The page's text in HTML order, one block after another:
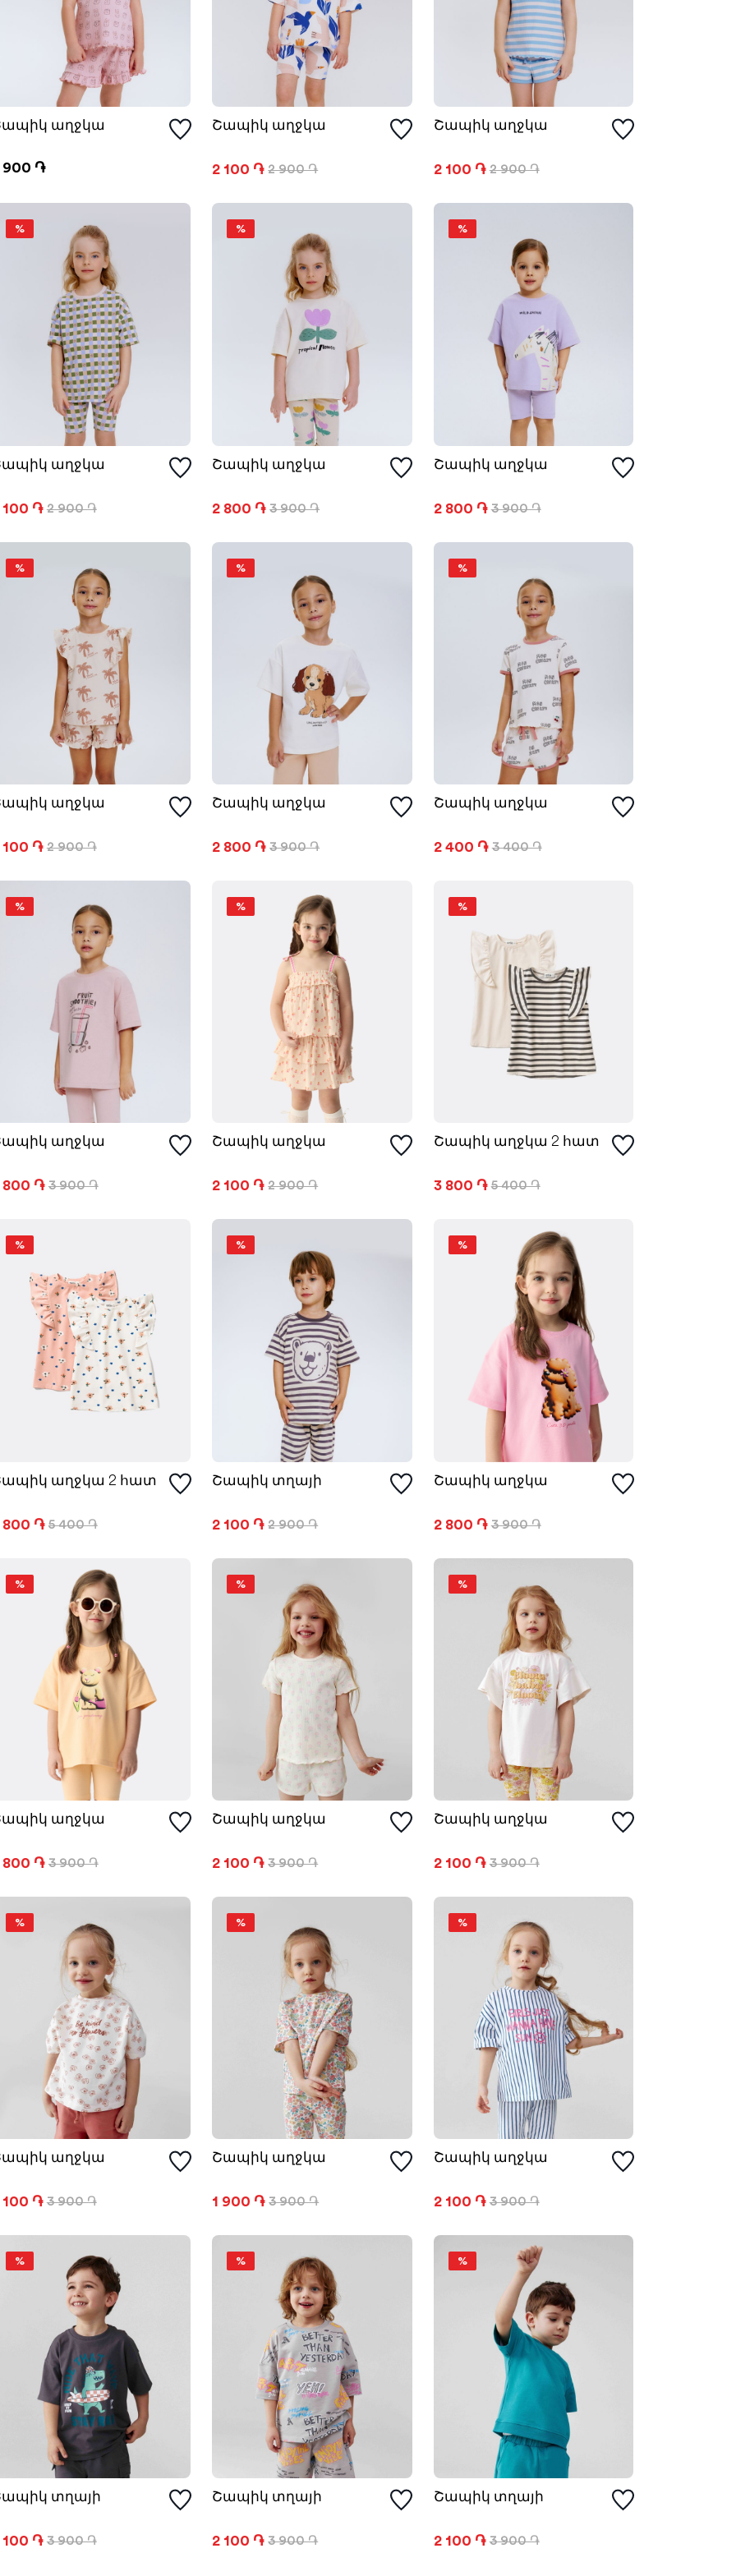
աղջկա
900 ֏
Շապիկ աղջկա
2 100 ֏ 2 900 ֏
Շապիկ աղջկա
2 100 ֏ 2 900 ֏
%
աղջկա
100 ֏ 2 900 ֏
%
Շապիկ աղջկա
2 800 ֏ 3 900 ֏
%
Շապիկ աղջկա
2 800 ֏ 3 900 ֏
%
աղջկա
100 ֏ 2 900 ֏
%
Շապիկ աղջկա
2 800 ֏ 3 900 ֏
%
Շապիկ աղջկա
2 400 ֏ 3 400 ֏
%
աղջկա
800 ֏ 3 900 ֏
%
Շապիկ աղջկա
2 100 ֏ 2 900 ֏
%
Շապիկ աղջկա 2 հատ
3 800 ֏ 5 400 ֏
%
աղջկա 2 հատ
800 ֏ 5 400 ֏
%
Շապիկ տղայի
2 100 ֏ 2 900 ֏
%
Շապիկ աղջկա
2 800 ֏ 3 900 ֏
%
աղջկա
800 ֏ 3 900 ֏
%
Շապիկ աղջկա
2 100 ֏ 3 900 ֏
%
Շապիկ աղջկա
2 100 ֏ 3 900 ֏
%
աղջկա
100 ֏ 3 900 ֏
%
Շապիկ աղջկա
1 900 ֏ 3 900 ֏
%
Շապիկ աղջկա
2 100 ֏ 3 900 ֏
%
տղայի
100 ֏ 3 900 ֏
%
Շապիկ տղայի
2 100 ֏ 3 900 ֏
%
Շապիկ տղայի
2 100 ֏ 3 900 ֏